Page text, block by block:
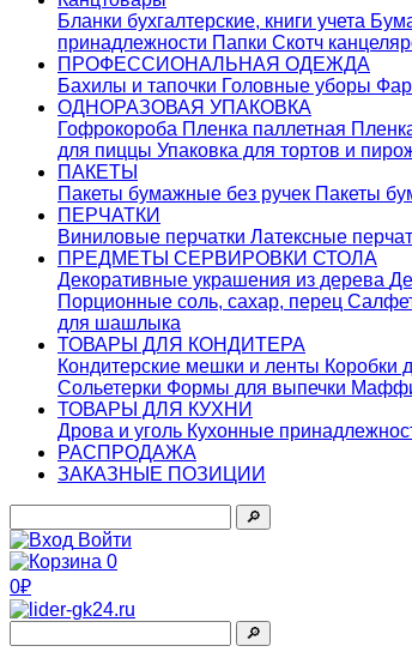
Бланки бухгалтерские, книги учета
принадлежности Папки Скотч
ПРОФЕССИОНАЛЬНАЯ ОДЕЖДА
Бахилы и тапочки Головные уборы
ОДНОРАЗОВАЯ УПАКОВКА
Гофрокороба Пленка паллетная
для пиццы Упаковка для тортов и
ПАКЕТЫ
Пакеты бумажные без ручек Пакеты
ПЕРЧАТКИ
Виниловые перчатки Латексные
ПРЕДМЕТЫ СЕРВИРОВКИ СТОЛА
Декоративные украшения из дерева
Порционные соль, сахар, перец
для шашлыка
ТОВАРЫ ДЛЯ КОНДИТЕРА
Кондитерские мешки и ленты Коробки
Сольетерки Формы для выпечки
ТОВАРЫ ДЛЯ КУХНИ
Дрова и уголь Кухонные
РАСПРОДАЖА
ЗАКАЗНЫЕ ПОЗИЦИИ
🔎︎
Войти
0
0₽
🔎︎